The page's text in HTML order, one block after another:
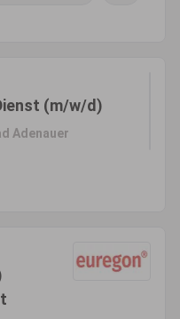
(m/w/d)
Adenauer